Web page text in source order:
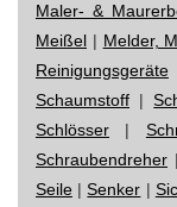
Maler- &
Meißel | Melder,
Reinigungsgeräte
Schaumstoff |
Schlösser |
Schraubendreher
Seile |Senker |